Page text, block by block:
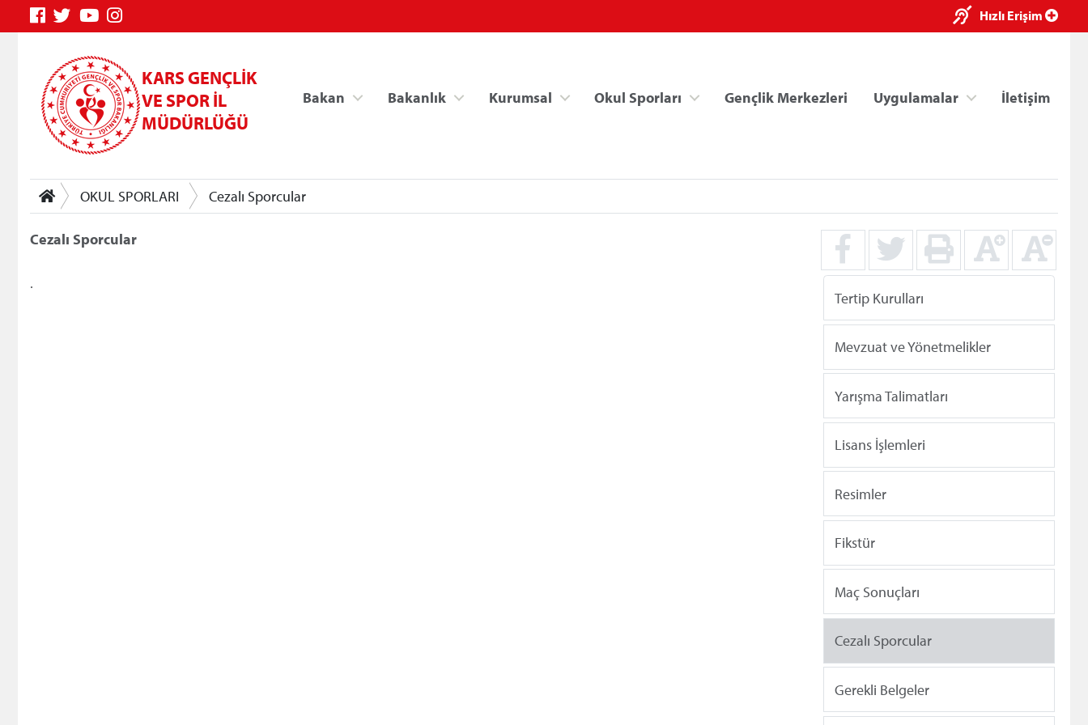
Hızlı Erişim
KARS GENÇLİK
VE SPOR İL
MÜDÜRLÜĞÜ
Bakan Bakanlık Kurumsal Okul Sporları Gençlik Merkezleri Uygulamalar İletişim
OKUL SPORLARI Cezalı Sporcular
Cezalı Sporcular
.
Tertip Kurulları
Mevzuat ve Yönetmelikler
Yarışma Talimatları
Lisans İşlemleri
Resimler
Fikstür
Maç Sonuçları
Cezalı Sporcular
Gerekli Belgeler
×